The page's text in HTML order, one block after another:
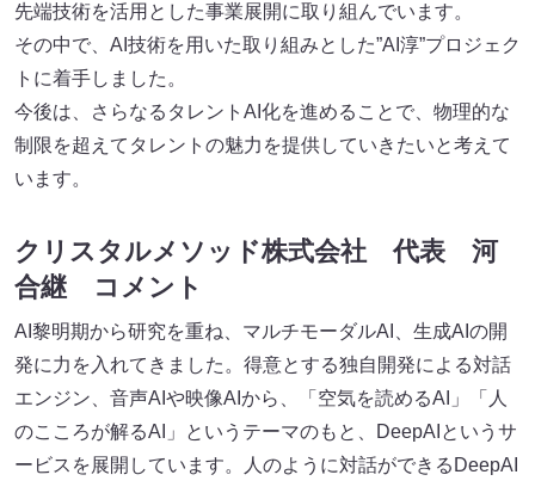
先端技術を活用とした事業展開に取り組んでいます。
その中で、AI技術を用いた取り組みとした”AI淳”プロジェク
トに着手しました。
今後は、さらなるタレントAI化を進めることで、物理的な
制限を超えてタレントの魅力を提供していきたいと考えて
います。
クリスタルメソッド株式会社 代表 河
合継 コメント
AI黎明期から研究を重ね、マルチモーダルAI、生成AIの開
発に力を入れてきました。得意とする独自開発による対話
エンジン、音声AIや映像AIから、「空気を読めるAI」「人
のこころが解るAI」というテーマのもと、DeepAIというサ
ービスを展開しています。人のように対話ができるDeepAI